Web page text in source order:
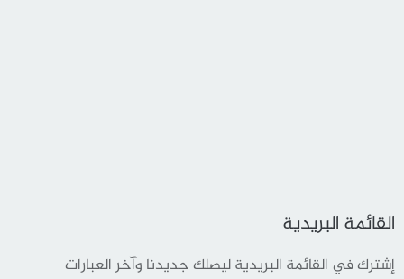
القائمة البريدية
إشترك في القائمة البريدية ليصلك جديدنا وآخر العبارات